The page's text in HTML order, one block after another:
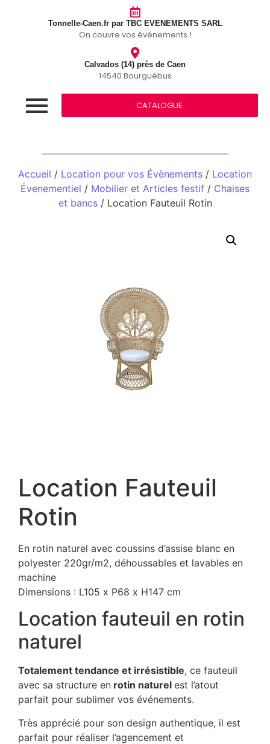
Tonnelle-Caen.fr par TBC EVENEMENTS SARL
On couvre vos événements !
Calvados (14) près de Caen
14540 Bourguébus
CATALOGUE
Accueil / Location pour vos Évènements / Location
Évenementiel / Mobilier et Articles festif / Chaises
et bancs/ Location Fauteuil Rotin
Location Fauteuil
Rotin
En rotin naturel avec coussins d’assise blanc en
polyester 220gr/m2, déhoussables et lavables en
machine
Dimensions : L105 x P68 x H147 cm
Location fauteuil en rotin
naturel
Totalement tendance et irrésistible, ce fauteuil
avec sa structure en rotin naturel est l’atout
parfait pour sublimer vos événements.
Très apprécié pour son design authentique, il est
parfait pour réaliser l’agencement et